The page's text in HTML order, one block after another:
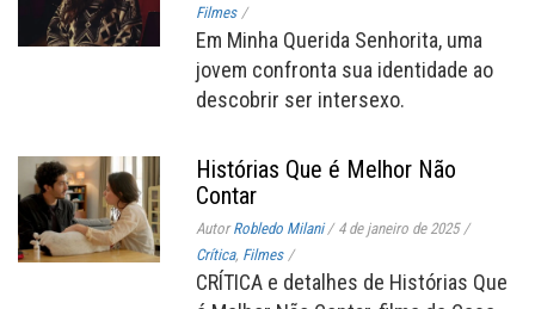
Filmes /
Em Minha Querida Senhorita, uma
jovem confronta sua identidade ao
descobrir ser intersexo.
Histórias Que é Melhor Não
Contar
AutorRobledo Milani / 4 de janeiro de 2025 /
Crítica, Filmes /
CRÍTICA e detalhes de Histórias Que